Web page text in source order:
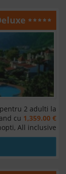
2 adulti la
cu 1,359.00 €
All inclusive